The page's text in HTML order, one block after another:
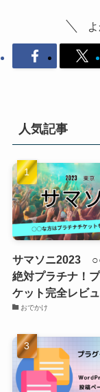
人気記事
サマソニ2023
絶対プラチナ！
ケット完全レビュ
おでかけ